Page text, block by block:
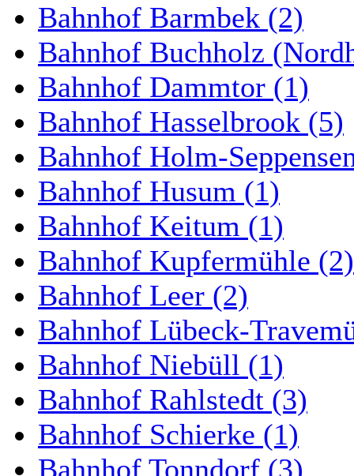
Bahnhof Barmbek (2)
Bahnhof Buchholz
Bahnhof Dammtor (1)
Bahnhof Hasselbrook (5)
Bahnhof Holm-
Bahnhof Husum (1)
Bahnhof Keitum (1)
Bahnhof Kupfermühle (2)
Bahnhof Leer (2)
Bahnhof Lübeck-
Bahnhof Niebüll (1)
Bahnhof Rahlstedt (3)
Bahnhof Schierke (1)
Bahnhof Tonndorf (3)